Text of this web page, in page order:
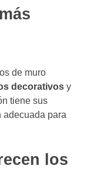
de muro
decorativos y
tiene sus
adecuada para
los